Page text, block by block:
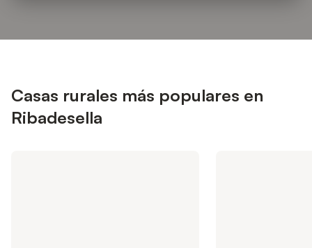
Casas rurales más populares en
Ribadesella